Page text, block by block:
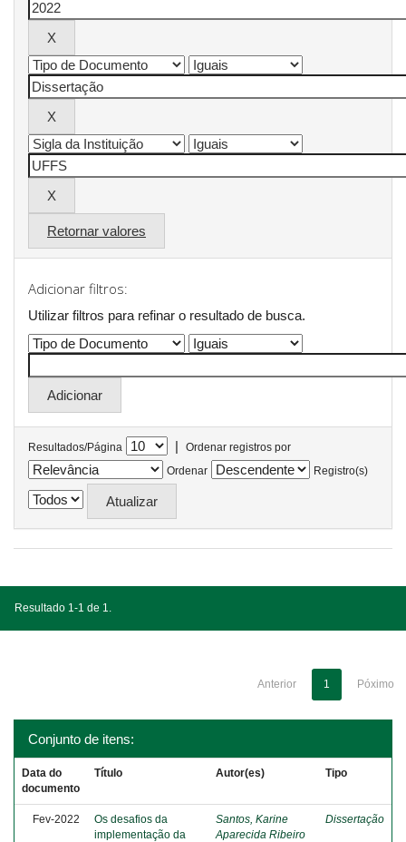
Retornar valores
Adicionar filtros:
Utilizar filtros para refinar o resultado de busca.
Resultados/Página |
Ordenar registros por
Ordenar
Registro(s)
Resultado 1-1 de 1.
Anterior 1 Póximo
Conjunto de itens:
Data do
documento
Título Autor(es) Tipo
Fev-2022
Os desafios da
implementação da
Santos, Karine
Aparecida Ribeiro
Dissertação